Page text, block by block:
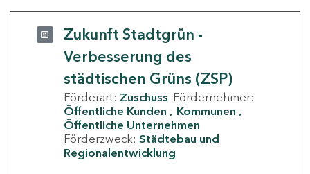
Zukunft Stadtgrün -
Verbesserung des
städtischen Grüns (ZSP)
Förderart: Zuschuss Fördernehmer:
Öffentliche Kunden
Kommunen
Öffentliche Unternehmen
Förderzweck: Städtebau und
Regionalentwicklung